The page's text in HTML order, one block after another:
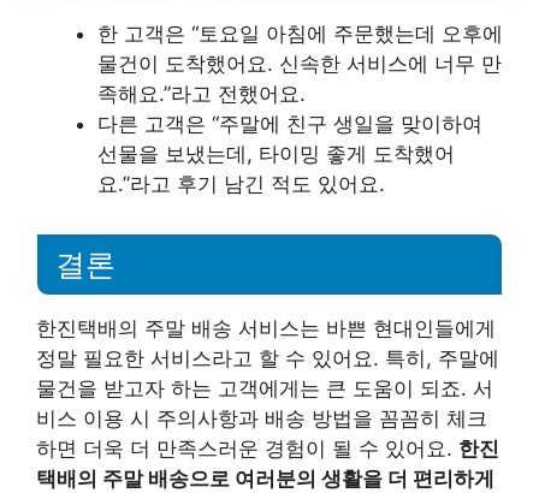
한 고객은 “토요일 아침에 주문했는데 오후에
물건이 도착했어요. 신속한 서비스에 너무 만
족해요.”라고 전했어요.
다른 고객은 “주말에 친구 생일을 맞이하여
선물을 보냈는데, 타이밍 좋게 도착했어
요.”라고 후기 남긴 적도 있어요.
결론
한진택배의 주말 배송 서비스는 바쁜 현대인들에게
정말 필요한 서비스라고 할 수 있어요. 특히, 주말에
물건을 받고자 하는 고객에게는 큰 도움이 되죠. 서
비스 이용 시 주의사항과 배송 방법을 꼼꼼히 체크
하면 더욱 더 만족스러운 경험이 될 수 있어요. 한진
택배의 주말 배송으로 여러분의 생활을 더 편리하게